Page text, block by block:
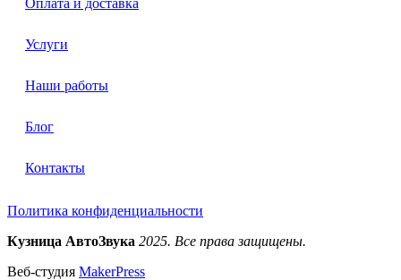
Услуги
Наши работы
Блог
Контакты
Политика конфиденциальности
Кузница АвтоЗвука 2025. Все права защищены.
Веб-студия MakerPress